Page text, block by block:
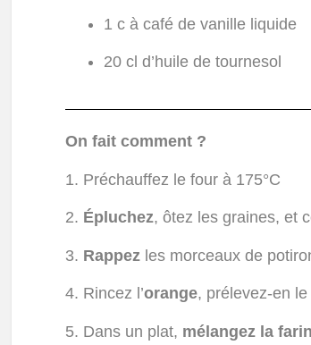
1 c à café de vanille liquide
20 cl d’huile de tournesol
On fait comment ?
Préchauffez le four à 175°C
Épluchez, ôtez les graines, et
Rappez les morceaux de
Rincez l’orange, prélevez-en
Dans un plat, mélangez la